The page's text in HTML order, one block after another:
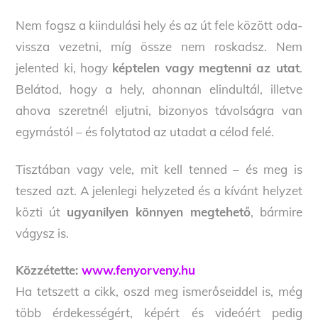
Nem fogsz a kiindulási hely és az út fele között oda-
vissza vezetni, míg össze nem roskadsz. Nem
jelented ki, hogy képtelen vagy megtenni az utat.
Belátod, hogy a hely, ahonnan elindultál, illetve
ahova szeretnél eljutni, bizonyos távolságra van
egymástól – és folytatod az utadat a célod felé.
Tisztában vagy vele, mit kell tenned – és meg is
teszed azt. A jelenlegi helyzeted és a kívánt helyzet
közti út ugyanilyen könnyen megtehető, bármire
vágysz is.
Közzétette:www.fenyorveny.hu
Ha tetszett a cikk, oszd meg ismerőseiddel is, még
több érdekességért, képért és videóért pedig